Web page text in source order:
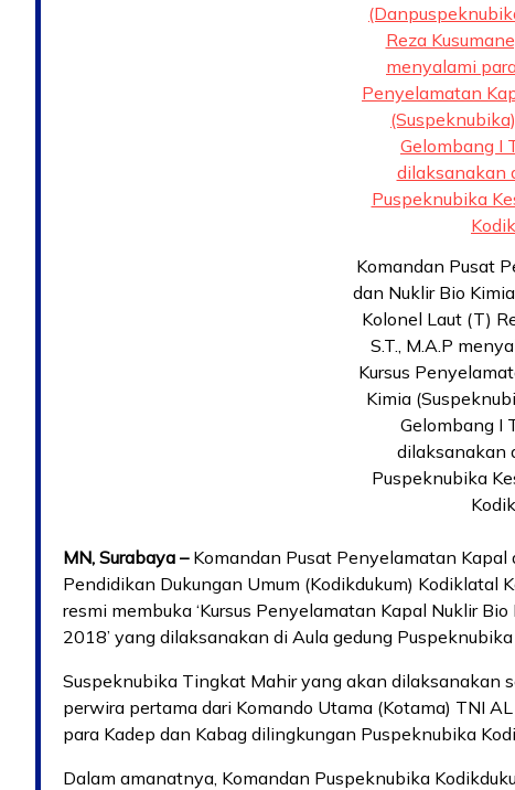
Komandan Pusat
dan Nuklir Bio
Kolonel Laut (T)
S.T., M.A.P
Kursus
Kimia
Gelombang I
dilaksanakan
Puspeknubika
MN, Surabaya – Komandan Pusat Penyelamatan
Pendidikan Dukungan Umum (Kodikdukum) Kodiklatal
resmi membuka ‘Kursus Penyelamatan Kapal Nuklir
2018’ yang dilaksanakan di Aula gedung
Suspeknubika Tingkat Mahir yang akan dilaksanakan
perwira pertama dari Komando Utama (Kotama) TNI
para Kadep dan Kabag dilingkungan Puspeknubika
Dalam amanatnya, Komandan Puspeknubika